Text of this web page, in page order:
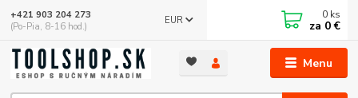
Menu
EUR
+421 903 204 273
(Po-Pia, 8-16 hod.)
0 ks
za 0 €